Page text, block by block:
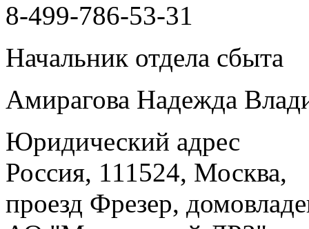
8-499-786-53-31
Начальник отдела сбыта
Амирагова Надежда
Юридический адрес
Россия, 111524, Москва,
проезд Фрезер,